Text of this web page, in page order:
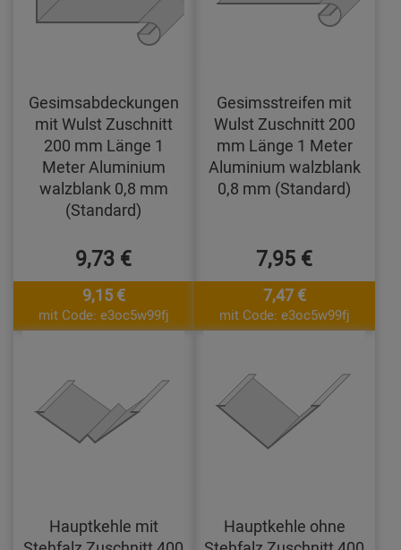
Gesimsabdeckungen
mit Wulst Zuschnitt
200 mm Länge 1
Meter Aluminium
walzblank 0,8 mm
(Standard)
9,73 €
9,15 €
mit Code: e3oc5w99fj
Gesimsstreifen mit
Wulst Zuschnitt 200
mm Länge 1 Meter
Aluminium walzblank
0,8 mm (Standard)
7,95 €
7,47 €
mit Code: e3oc5w99fj
Hauptkehle mit
Hauptkehle ohne